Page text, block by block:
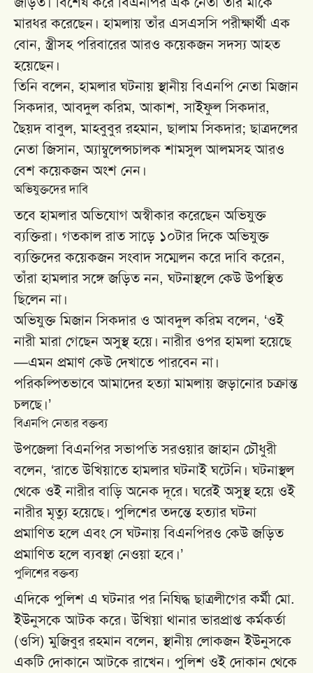
মারধর করেছেন। হামলায় তাঁর এসএসসি পরীক্ষার্থী এক
বোন, স্ত্রীসহ পরিবারের আরও কয়েকজন সদস্য আহত
হয়েছেন।
তিনি বলেন, হামলার ঘটনায় স্থানীয় বিএনপি নেতা মিজান
সিকদার, আবদুল করিম, আকাশ, সাইফুল সিকদার,
ছৈয়দ বাবুল, মাহবুবুর রহমান, ছালাম সিকদার; ছাত্রদলের
নেতা জিসান, অ্যাম্বুলেন্সচালক শামসুল আলমসহ আরও
বেশ কয়েকজন অংশ নেন।
অভিযুক্তদের দাবি
তবে হামলার অভিযোগ অস্বীকার করেছেন অভিযুক্ত
ব্যক্তিরা। গতকাল রাত সাড়ে ১০টার দিকে অভিযুক্ত
ব্যক্তিদের কয়েকজন সংবাদ সম্মেলন করে দাবি করেন,
তাঁরা হামলার সঙ্গে জড়িত নন, ঘটনাস্থলে কেউ উপস্থিত
ছিলেন না।
অভিযুক্ত মিজান সিকদার ও আবদুল করিম বলেন, ‘ওই
নারী মারা গেছেন অসুস্থ হয়ে। নারীর ওপর হামলা হয়েছে
—এমন প্রমাণ কেউ দেখাতে পারবেন না।
পরিকল্পিতভাবে আমাদের হত্যা মামলায় জড়ানোর চক্রান্ত
চলছে।’
বিএনপি নেতার বক্তব্য
উপজেলা বিএনপির সভাপতি সরওয়ার জাহান চৌধুরী
বলেন, ‘রাতে উখিয়াতে হামলার ঘটনাই ঘটেনি। ঘটনাস্থল
থেকে ওই নারীর বাড়ি অনেক দূরে। ঘরেই অসুস্থ হয়ে ওই
নারীর মৃত্যু হয়েছে। পুলিশের তদন্তে হত্যার ঘটনা
প্রমাণিত হলে এবং সে ঘটনায় বিএনপিরও কেউ জড়িত
প্রমাণিত হলে ব্যবস্থা নেওয়া হবে।’
পুলিশের বক্তব্য
এদিকে পুলিশ এ ঘটনার পর নিষিদ্ধ ছাত্রলীগের কর্মী মো.
ইউনুসকে আটক করে। উখিয়া থানার ভারপ্রাপ্ত কর্মকর্তা
(ওসি) মুজিবুর রহমান বলেন, স্থানীয় লোকজন ইউনুসকে
একটি দোকানে আটকে রাখেন। পুলিশ ওই দোকান থেকে